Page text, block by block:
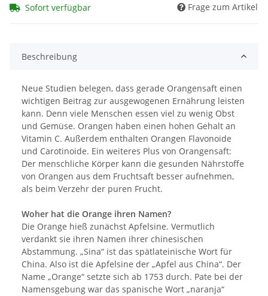
Sofort verfügbar Frage zum Artikel
Beschreibung
Neue Studien belegen, dass gerade Orangensaft einen
wichtigen Beitrag zur ausgewogenen Ernährung leisten
kann. Denn viele Menschen essen viel zu wenig Obst
und Gemüse. Orangen haben einen hohen Gehalt an
Vitamin C. Außerdem enthalten Orangen Flavonoide
und Carotinoide. Ein weiteres Plus von Orangensaft:
Der menschliche Körper kann die gesunden Nährstoffe
von Orangen aus dem Fruchtsaft besser aufnehmen,
als beim Verzehr der puren Frucht.
Woher hat die Orange ihren Namen?
Die Orange hieß zunächst Apfelsine. Vermutlich
verdankt sie ihren Namen ihrer chinesischen
Abstammung. „Sina“ ist das spätlateinische Wort für
China. Also ist die Apfelsine der „Apfel aus China“. Der
Name „Orange“ setzte sich ab 1753 durch. Pate bei der
Namensgebung war das spanische Wort „naranja“